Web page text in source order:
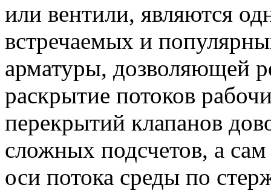
или вентили, являются
встречаемых и
арматуры, дозволяющей
раскрытие потоков
перекрытий клапанов
сложных подсчетов, а сам
оси потока среды по